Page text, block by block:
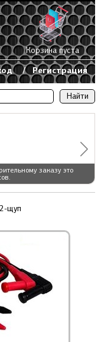
заказу это
/ Регистрация
Корзина пуста
щуп